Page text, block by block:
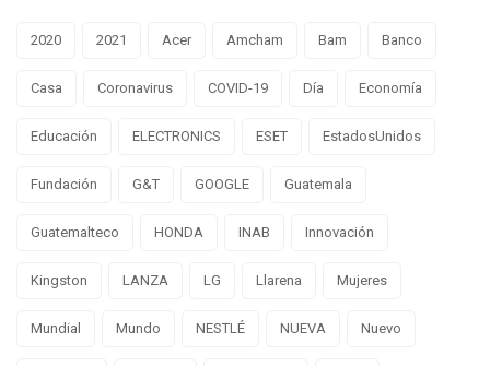
2020 2021 Acer Amcham Bam Banco
Casa Coronavirus COVID-19 Día Economía
Educación ELECTRONICS ESET EstadosUnidos
Fundación G&T GOOGLE Guatemala
Guatemalteco HONDA INAB Innovación
Kingston LANZA LG Llarena Mujeres
Mundial Mundo NESTLÉ NUEVA Nuevo